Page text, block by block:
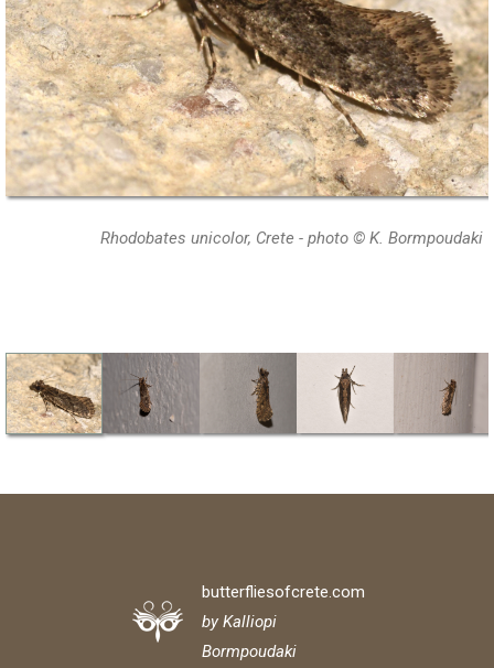
Rhodobates unicolor, Crete - photo © K. Bormpoudaki
butterfliesofcrete.com
by Kalliopi
Bormpoudaki